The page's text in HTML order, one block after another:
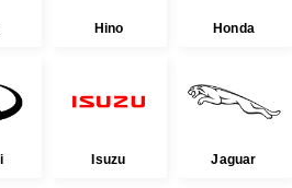
Hino Honda
Isuzu Jaguar